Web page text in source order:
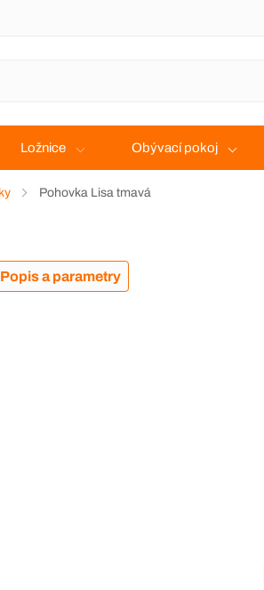
Ložnice Obývací pokoj
Pohovka Lisa tmavá
Popis a parametry